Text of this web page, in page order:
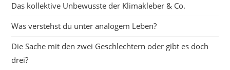
Das kollektive Unbewusste der Klimakleber & Co.
Was verstehst du unter analogem Leben?
Die Sache mit den zwei Geschlechtern oder gibt es doch
drei?